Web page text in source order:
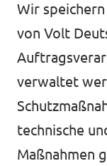
Wir
von Volt
verwaltet
technische
Maßnahmen